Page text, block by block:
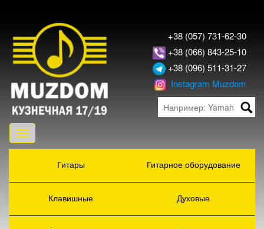
+38 (057) 731-62-30
+38 (066) 843-25-10
+38 (096) 511-31-27
Instagram Muzdom
Toggle
navigation
Гитары
Гитарное оборудование
Клавишные Духовые